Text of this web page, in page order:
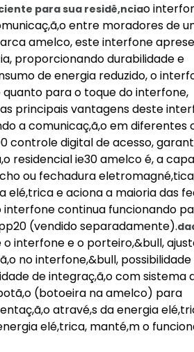
para sua residê,nciao
entre moradores de
amelco, este interfone
proporcionando durabilidade e
de energia reduzido, o
para o toque do interfone,
principais vantagens deste
a comunicaç,ã,o em diferentes
controle digital de acesso,
residencial ie30 amelco é, a
ou fechadura
elé,trica e aciona a maioria das
interfone continua funcionando
(vendido separadamente).
interfone e o porteiro,&bull,
no interfone,&bull, possibilidade
de integraç,ã,o com sistema
(botoeira na amelco) para
atravé,s da energia
elé,trica, manté,m o